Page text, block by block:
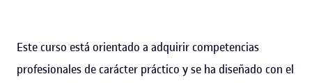
Este curso está orientado a adquirir competencias
profesionales de carácter práctico y se ha diseñado con el